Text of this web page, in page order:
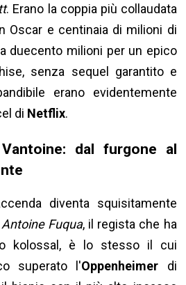
. Erano la coppia più collaudata
Oscar e centinaia di milioni di
duecento milioni per un epico
senza sequel garantito e
erano evidentemente
di Netflix.
dal furgone al
diventa squisitamente
Antoine Fuqua, il regista che ha
kolossal, è lo stesso il cui
superato l'Oppenheimer di